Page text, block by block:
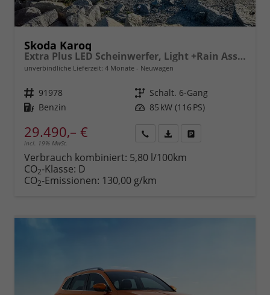
Skoda Karoq
Extra Plus LED Scheinwerfer, Light +Rain Assist, Front + Lane 8" Entertainment, ESP mit ABS, MSR, ASR, EDS, HBA, DSR, RBS, MKB,Climatronic, Parksensoren, Sitzhzg., 17" ALU uvm.
unverbindliche Lieferzeit: 4 Monate Neuwagen
Fahrzeugnr. 91978 Getriebe Schalt. 6-Gang
Kraftstoff Benzin Leistung 85 kW (116 PS)
29.490,– €
incl. 19% MwSt.
anfordern
Datei,
Verbrauch kombiniert: 5,80 l/100km
CO2-Klasse: D
CO2-Emissionen: 130,00 g/km